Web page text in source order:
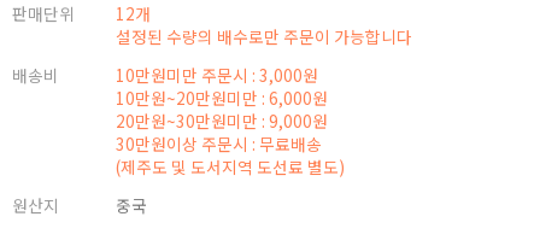
판매단위
12개
설정된 수량의 배수로만 주문이 가능합니다
배송비
10만원미만 주문시 : 3,000원
10만원~20만원미만 : 6,000원
20만원~30만원미만 : 9,000원
30만원이상 주문시 : 무료배송
(제주도 및 도서지역 도선료 별도)
원산지
중국